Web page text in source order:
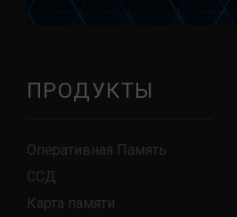
ПРОДУКТЫ
Оперативная Память
ССД
Карта памяти